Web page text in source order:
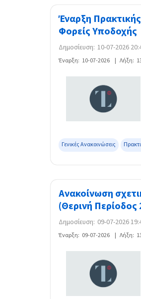
Έναρξη
Φορείς Υποδοχής
Δημοσίευση: 10-07-2026
Έναρξη: 10-07-2026 | Λήξη:
Γενικές Ανακοινώσεις
Ανακοίνωση
(Θερινή
Δημοσίευση: 09-07-2026
Έναρξη: 09-07-2026 | Λήξη: